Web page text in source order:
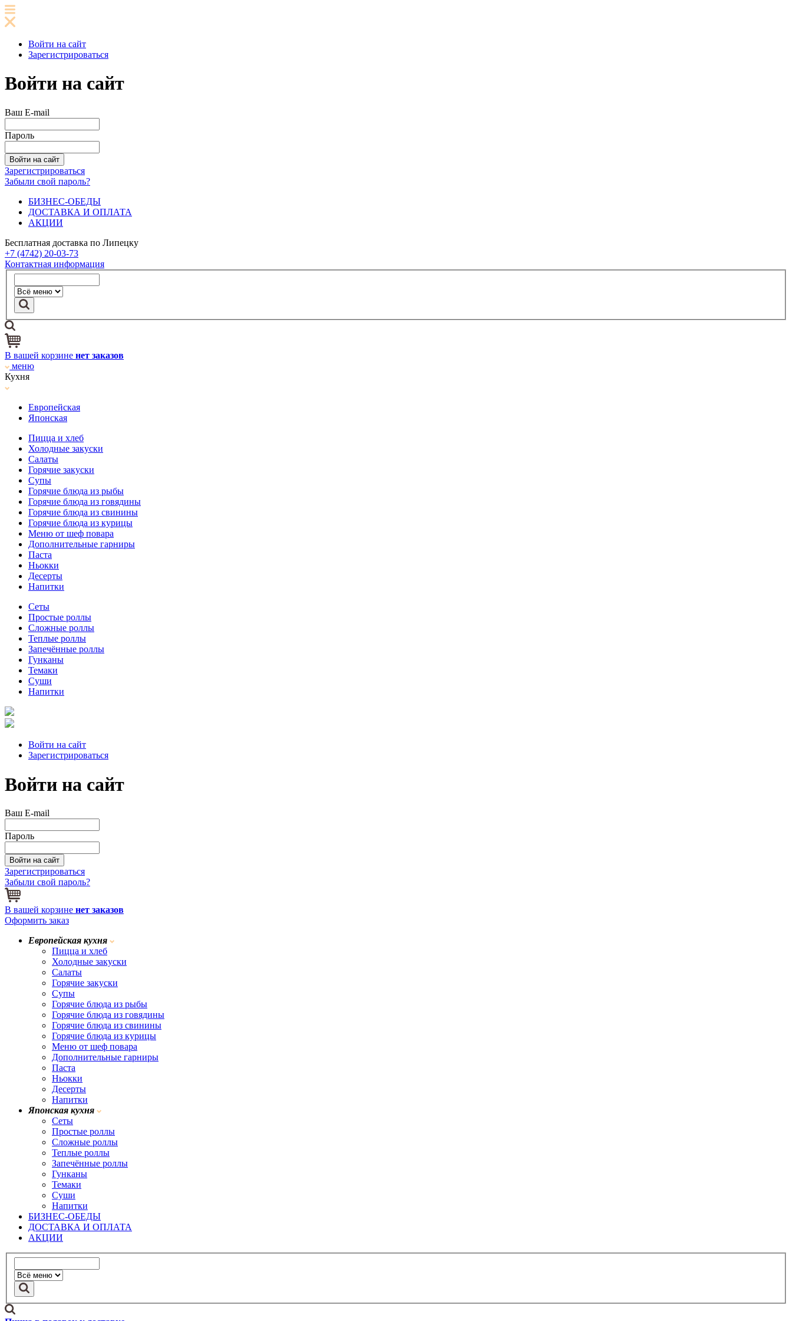
Войти на сайт
Зарегистрироваться
Войти на сайт
Ваш E-mail
Пароль
Зарегистрироваться
Забыли свой пароль?
БИЗНЕС-ОБЕДЫ
ДОСТАВКА И ОПЛАТА
АКЦИИ
Бесплатная доставка по Липецку
+7 (4742) 20-03-73
Контактная информация
В вашей корзине нет заказов
меню
Кухня
Европейская
Японская
Пицца и хлеб
Холодные закуски
Салаты
Горячие закуски
Супы
Горячие блюда из рыбы
Горячие блюда из говядины
Горячие блюда из свинины
Горячие блюда из курицы
Меню от шеф повара
Дополнительные гарниры
Паста
Ньокки
Десерты
Напитки
Сеты
Простые роллы
Сложные роллы
Теплые роллы
Запечённые роллы
Гунканы
Темаки
Суши
Напитки
Войти на сайт
Зарегистрироваться
Войти на сайт
Ваш E-mail
Пароль
Зарегистрироваться
Забыли свой пароль?
В вашей корзине нет заказов
Оформить заказ
Европейская кухня
Пицца и хлеб
Холодные закуски
Салаты
Горячие закуски
Супы
Горячие блюда из рыбы
Горячие блюда из говядины
Горячие блюда из свинины
Горячие блюда из курицы
Меню от шеф повара
Дополнительные гарниры
Паста
Ньокки
Десерты
Напитки
Японская кухня
Сеты
Простые роллы
Сложные роллы
Теплые роллы
Запечённые роллы
Гунканы
Темаки
Суши
Напитки
БИЗНЕС-ОБЕДЫ
ДОСТАВКА И ОПЛАТА
АКЦИИ